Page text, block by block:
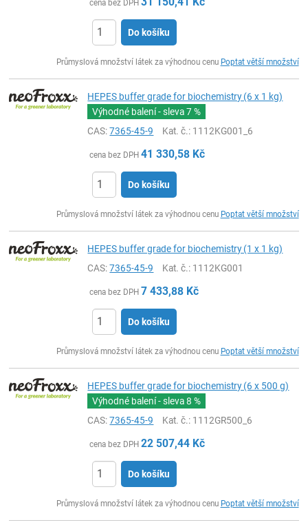
cena bez DPH
Do košíku
Průmyslová množství látek za výhodnou cenu Poptat větší množství
HEPES buffer grade for biochemistry (6 x 1 kg)
Výhodné balení - sleva7 %
CAS:7365-45-9 Kat. č.: 1112KG001_6
cena bez DPH 41 330,58 Kč
Do košíku
Průmyslová množství látek za výhodnou cenu Poptat větší množství
HEPES buffer grade for biochemistry (1 x 1 kg)
CAS:7365-45-9 Kat. č.: 1112KG001
cena bez DPH 7 433,88 Kč
Do košíku
Průmyslová množství látek za výhodnou cenu Poptat větší množství
HEPES buffer grade for biochemistry (6 x 500 g)
Výhodné balení - sleva8 %
CAS:7365-45-9 Kat. č.: 1112GR500_6
cena bez DPH 22 507,44 Kč
Do košíku
Průmyslová množství látek za výhodnou cenu Poptat větší množství